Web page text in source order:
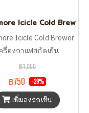
Portafilter Stand
Icicle Cold Brewer
Icicle Cold Brewer
รื่องกาแฟสกัดเย็น
฿1,050
฿750 -29%
เพิ่มลงรถเข็น